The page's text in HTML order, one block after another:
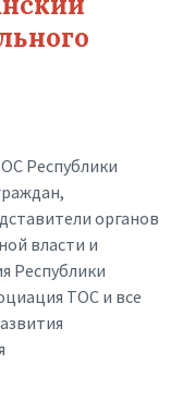
Республики
органов
власти и
Республики
ТОС и все